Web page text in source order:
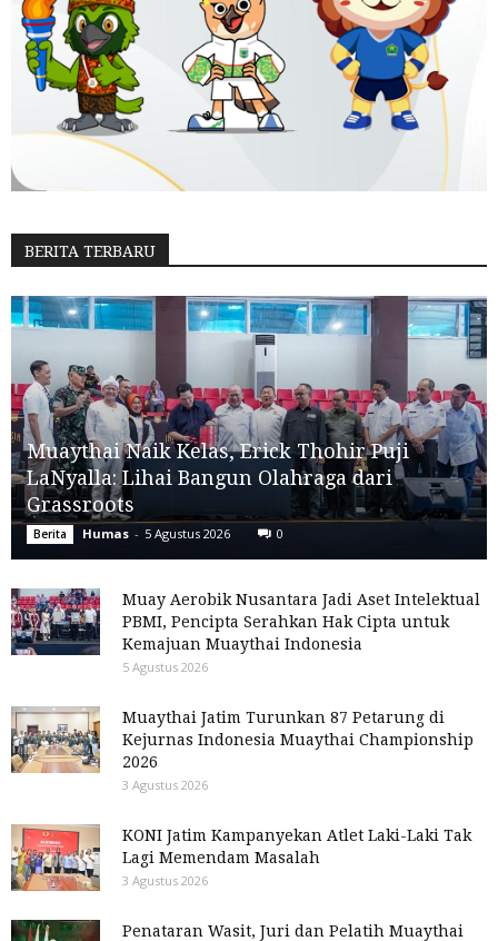
BERITA TERBARU
Muaythai Naik Kelas, Erick Thohir Puji
LaNyalla: Lihai Bangun Olahraga dari
Grassroots
Berita Humas - 5 Agustus 2026 0
Muay Aerobik Nusantara Jadi Aset Intelektual
PBMI, Pencipta Serahkan Hak Cipta untuk
Kemajuan Muaythai Indonesia
5 Agustus 2026
Muaythai Jatim Turunkan 87 Petarung di
Kejurnas Indonesia Muaythai Championship
2026
3 Agustus 2026
KONI Jatim Kampanyekan Atlet Laki-Laki Tak
Lagi Memendam Masalah
3 Agustus 2026
Penataran Wasit, Juri dan Pelatih Muaythai